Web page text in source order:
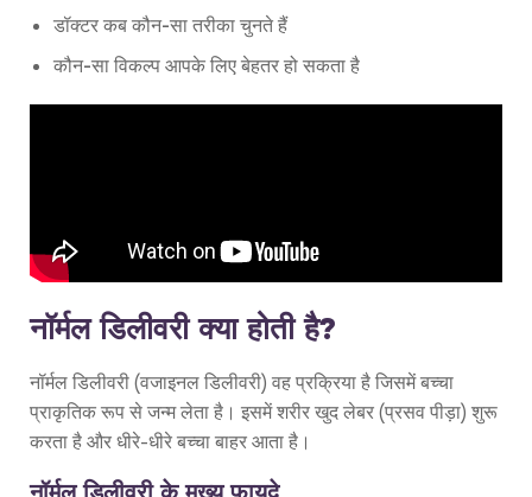
डॉक्टर कब कौन-सा तरीका चुनते हैं
कौन-सा विकल्प आपके लिए बेहतर हो सकता है
नॉर्मल डिलीवरी क्या होती है?
नॉर्मल डिलीवरी (वजाइनल डिलीवरी) वह प्रक्रिया है जिसमें बच्चा
प्राकृतिक रूप से जन्म लेता है। इसमें शरीर खुद लेबर (प्रसव पीड़ा) शुरू
करता है और धीरे-धीरे बच्चा बाहर आता है।